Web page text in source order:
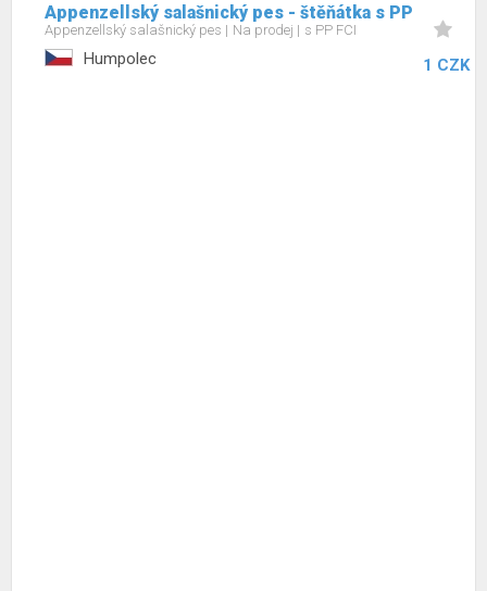
Appenzellský salašnický pes - štěňátka s PP
Appenzellský salašnický pes Na prodej s PP FCI
Humpolec 1 CZK